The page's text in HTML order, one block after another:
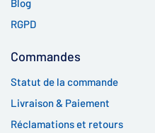
Blog
RGPD
Commandes
Statut de la commande
Livraison & Paiement
Réclamations et retours